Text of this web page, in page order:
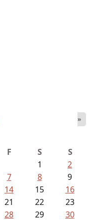
»
F S
S
1
2
7 8
9
14 15
16
21 22
23
28 29
30